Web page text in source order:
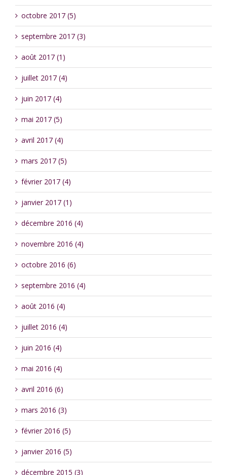
octobre 2017 (5)
septembre 2017 (3)
août 2017 (1)
juillet 2017 (4)
juin 2017 (4)
mai 2017 (5)
avril 2017 (4)
mars 2017 (5)
février 2017 (4)
janvier 2017 (1)
décembre 2016 (4)
novembre 2016 (4)
octobre 2016 (6)
septembre 2016 (4)
août 2016 (4)
juillet 2016 (4)
juin 2016 (4)
mai 2016 (4)
avril 2016 (6)
mars 2016 (3)
février 2016 (5)
janvier 2016 (5)
décembre 2015 (3)